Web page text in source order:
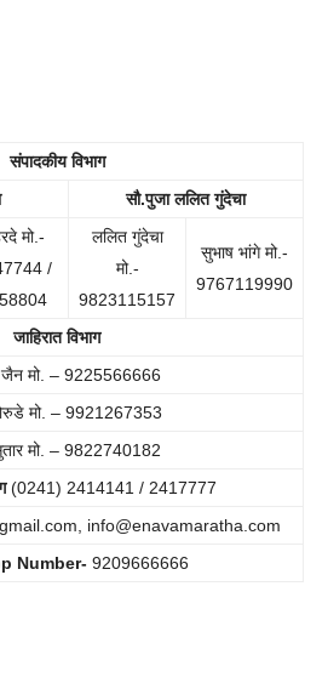
संपादकीय विभाग
सौ.पुजा ललित गुंदेचा
मो.-
/
ललित गुंदेचा
मो.-
9823115157
सुभाष भांगे मो.-
9767119990
जाहिरात विभाग
जैन मो. – 9225566666
मो. – 9921267353
मो. – 9822740182
(0241) 2414141 / 2417777
info@enavamaratha.com
Number- 9209666666